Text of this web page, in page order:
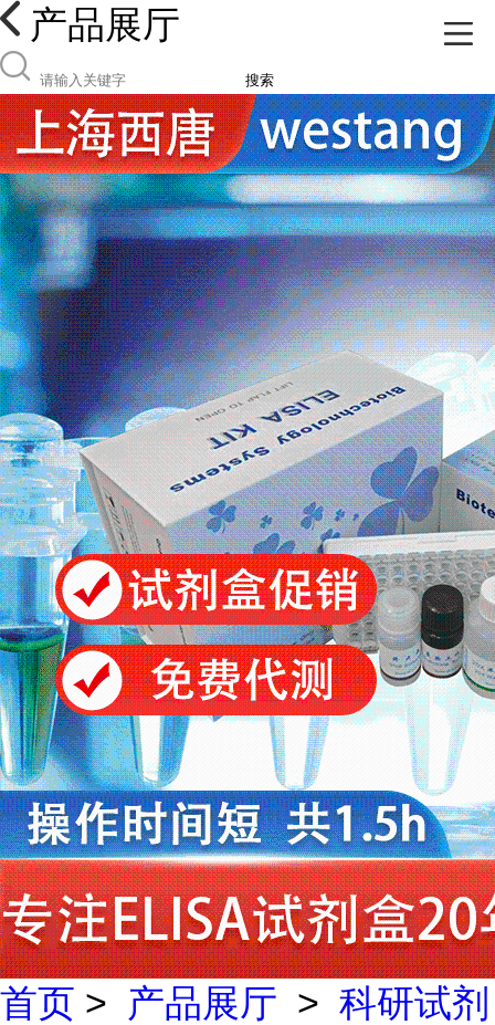
产品展厅
搜索
首页 > 产品展厅 > 科研试剂